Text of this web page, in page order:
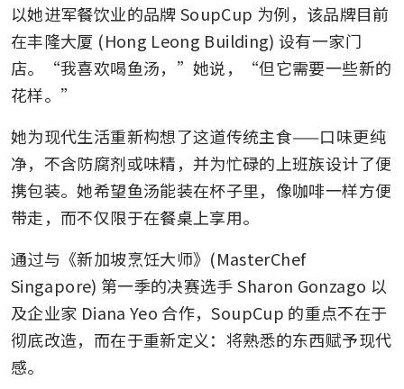
以她进军餐饮业的品牌 SoupCup 为例，该品牌目前
在丰隆大厦 (Hong Leong Building) 设有一家门
店。“我喜欢喝鱼汤，”她说，“但它需要一些新的
花样。”
她为现代生活重新构想了这道传统主食——口味更纯
净，不含防腐剂或味精，并为忙碌的上班族设计了便
携包装。她希望鱼汤能装在杯子里，像咖啡一样方便
带走，而不仅限于在餐桌上享用。
通过与《新加坡烹饪大师》(MasterChef
Singapore) 第一季的决赛选手 Sharon Gonzago 以
及企业家 Diana Yeo 合作，SoupCup 的重点不在于
彻底改造，而在于重新定义：将熟悉的东西赋予现代
感。